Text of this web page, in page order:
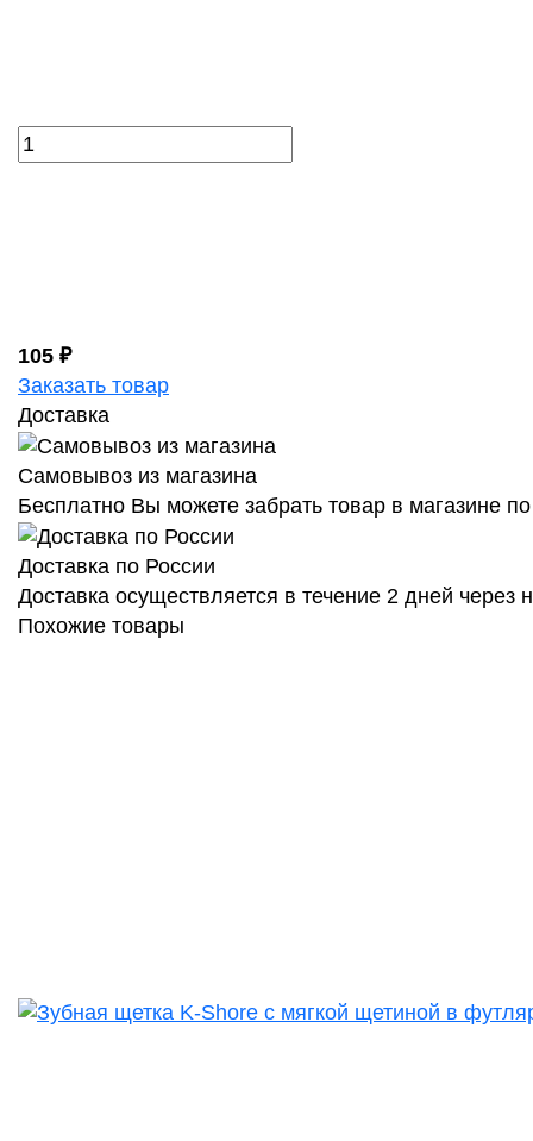
105 ₽
Заказать товар
Доставка
Самовывоз из магазина
Бесплатно Вы можете забрать товар в магазине
Доставка по России
Доставка осуществляется в течение 2 дней
Похожие товары